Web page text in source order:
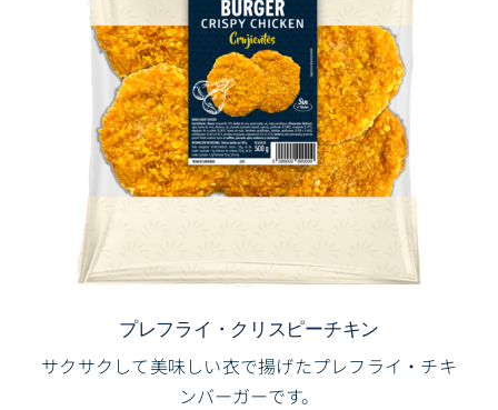
プレフライ・クリスピーチキン
サクサクして美味しい衣で揚げたプレフライ・チキ
ンバーガーです。